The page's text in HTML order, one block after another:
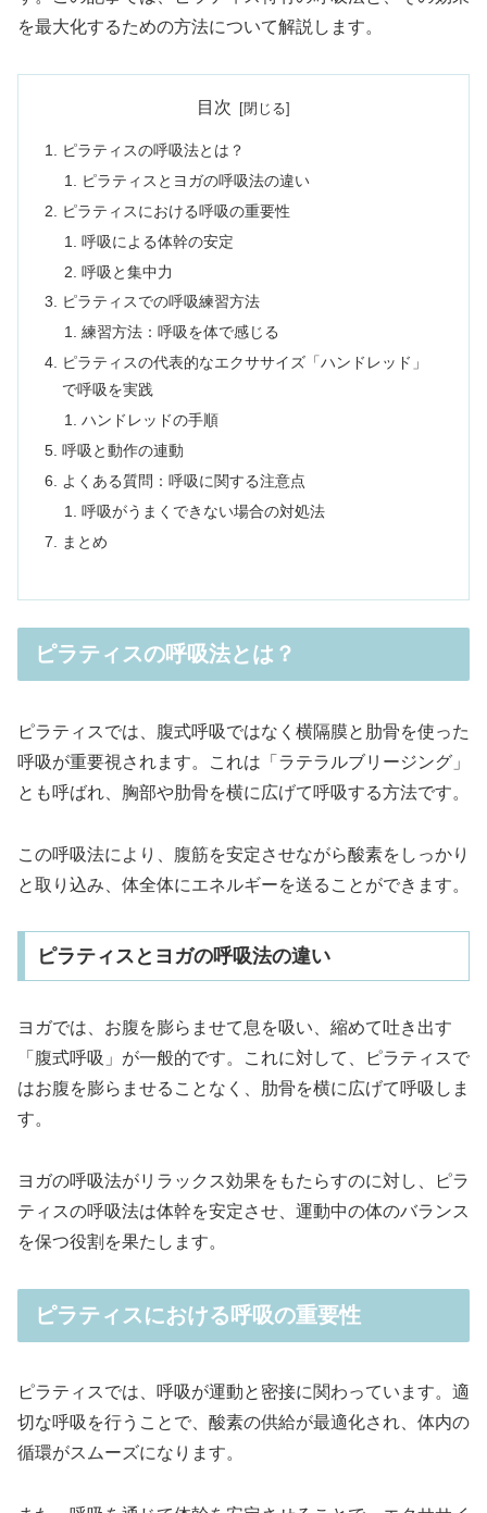
を最大化するための方法について解説します。
目次
ピラティスの呼吸法とは？
ピラティスとヨガの呼吸法の違い
ピラティスにおける呼吸の重要性
呼吸による体幹の安定
呼吸と集中力
ピラティスでの呼吸練習方法
練習方法：呼吸を体で感じる
ピラティスの代表的なエクササイズ「ハンドレッド」
で呼吸を実践
ハンドレッドの手順
呼吸と動作の連動
よくある質問：呼吸に関する注意点
呼吸がうまくできない場合の対処法
まとめ
ピラティスの呼吸法とは？
ピラティスでは、腹式呼吸ではなく横隔膜と肋骨を使った
呼吸が重要視されます。これは「ラテラルブリージング」
とも呼ばれ、胸部や肋骨を横に広げて呼吸する方法です。
この呼吸法により、腹筋を安定させながら酸素をしっかり
と取り込み、体全体にエネルギーを送ることができます。
ピラティスとヨガの呼吸法の違い
ヨガでは、お腹を膨らませて息を吸い、縮めて吐き出す
「腹式呼吸」が一般的です。これに対して、ピラティスで
はお腹を膨らませることなく、肋骨を横に広げて呼吸しま
す。
ヨガの呼吸法がリラックス効果をもたらすのに対し、ピラ
ティスの呼吸法は体幹を安定させ、運動中の体のバランス
を保つ役割を果たします。
ピラティスにおける呼吸の重要性
ピラティスでは、呼吸が運動と密接に関わっています。適
切な呼吸を行うことで、酸素の供給が最適化され、体内の
循環がスムーズになります。